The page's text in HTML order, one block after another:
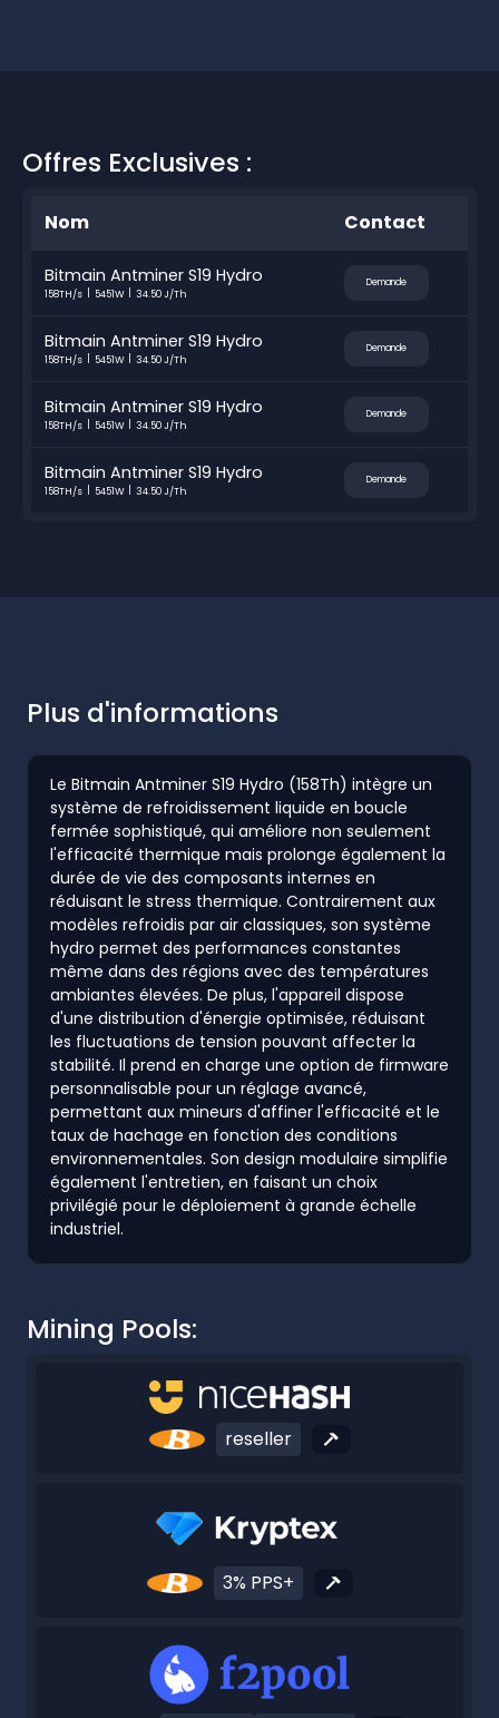
Offres Exclusives :
Nom Contact
Bitmain Antminer S19 Hydro
158TH/s 5451W 34.50 J/Th
Demande
Bitmain Antminer S19 Hydro
158TH/s 5451W 34.50 J/Th
Demande
Bitmain Antminer S19 Hydro
158TH/s 5451W 34.50 J/Th
Demande
Bitmain Antminer S19 Hydro
158TH/s 5451W 34.50 J/Th
Demande
Plus d'informations
Le Bitmain Antminer S19 Hydro (158Th) intègre un
système de refroidissement liquide en boucle
fermée sophistiqué, qui améliore non seulement
l'efficacité thermique mais prolonge également la
durée de vie des composants internes en
réduisant le stress thermique. Contrairement aux
modèles refroidis par air classiques, son système
hydro permet des performances constantes
même dans des régions avec des températures
ambiantes élevées. De plus, l'appareil dispose
d'une distribution d'énergie optimisée, réduisant
les fluctuations de tension pouvant affecter la
stabilité. Il prend en charge une option de firmware
personnalisable pour un réglage avancé,
permettant aux mineurs d'affiner l'efficacité et le
taux de hachage en fonction des conditions
environnementales. Son design modulaire simplifie
également l'entretien, en faisant un choix
privilégié pour le déploiement à grande échelle
industriel.
Mining Pools:
reseller
3% PPS+